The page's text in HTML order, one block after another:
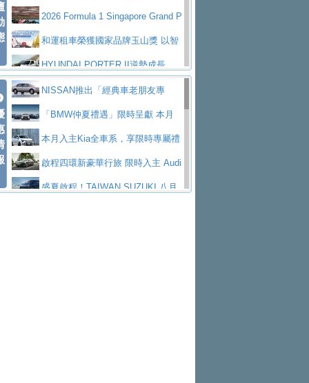
五位成員 全新 RANGE ROVER GT 預告登
場
造型華麗時尚、科技座艙再進化，P
eugeot 208小改款發表上市94.8萬起
／小時
返 1000 Miglia 傳承競速榮耀
法拉利首款純電跑車Luce亮相，最
大馬力超過1000匹並具備530公里最大續航
里程
小車大空間、座艙科技更先進，SK
ODA發表全新純電跨界休旅Eipq祭平民化車
價89萬起
賓士AMG.EA專屬平台首作，Merc
edes-AMG 全新GT 4-Door Coupe全球首發
福斯推出首款GTI純電性能掀背ID.
Polo GTI，擁有226匹馬力和零百加速 6.8
秒的實力
Jaguar 公布四門 GT車款正式車名
為JAGUAR TYPE 01
終於跟上進度，LEXUS發表首款三
排六座純電旗艦休旅 TZ
有錢也買不到的Golf R！福斯打造
全新Golf R 24h賽車將挑戰紐柏林24小時耐
SKODA公布全新小型純電跨界休旅
o 綜效輸出增至1,048匹
2026 Formula 1 Singapore Grand P
rix 新加坡大獎賽 Audi 極速之旅開放報名
和運租車榮獲國家品牌玉山獎 以智
慧移動與綠能創新
HYUNDAI PORTER II逆勢成長，
勇奪中型貨車銷售冠軍
父親節霸氣獻禮！PGO 威力125 最
低入手價 $60,900 起 省油ｘ安全ｘ大空間
陪爸爸輕鬆
福斯商旅挺頭家 推出「德系質感 精
算圓夢」專案yundai推出AllDayEnergy能源服
務 讓電動車化身行動儲能系統
NISSAN X-TRAIL 上市首月銷量
躋身同級前3名Toyota歐洲純電車銷量翻倍 2026
NISSAN推出「經典車老朋友專
案」 以匠人精神煥新珍品座駕
「BMW仲夏禮遇」限時呈獻 本月
入主即享尊榮豪華五星假期 多元優購方案
同步實施
本月入主Kia全車系，享限時專屬禮
遇 啟程四環新豪華行旅 限時入主 Audi
A6 旗艦陣容 低月付5,888元起及3 年乙式險
盛夏啟程！TAIWAN SUZUKI 八月